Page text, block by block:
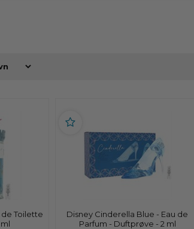
de Toilette
Disney Cinderella Blue - Eau de
Parfum - Duftprøve - 2 ml